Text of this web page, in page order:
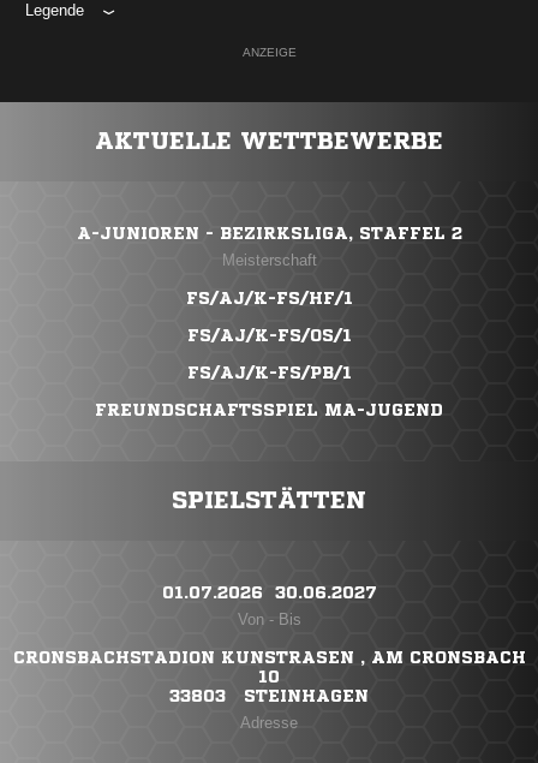
Legende
ANZEIGE
AKTUELLE WETTBEWERBE
A-JUNIOREN - BEZIRKSLIGA, STAFFEL 2
Meisterschaft
FS/AJ/K-FS/HF/1
FS/AJ/K-FS/OS/1
FS/AJ/K-FS/PB/1
FREUNDSCHAFTSSPIEL MA-JUGEND
SPIELSTÄTTEN
01.07.2026 ​ 30.06.2027
Von - Bis
CRONSBACHSTADION KUNSTRASEN , AM CRONSBACH
10
33803 STEINHAGEN
Adresse